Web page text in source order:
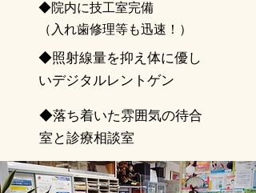
◆院内に技工室完備
（入れ歯修理等も迅速！）
​◆照射線量を抑え体に優し
いデジタルレントゲン​
​◆落ち着いた雰囲気の待合
室と診療相談室